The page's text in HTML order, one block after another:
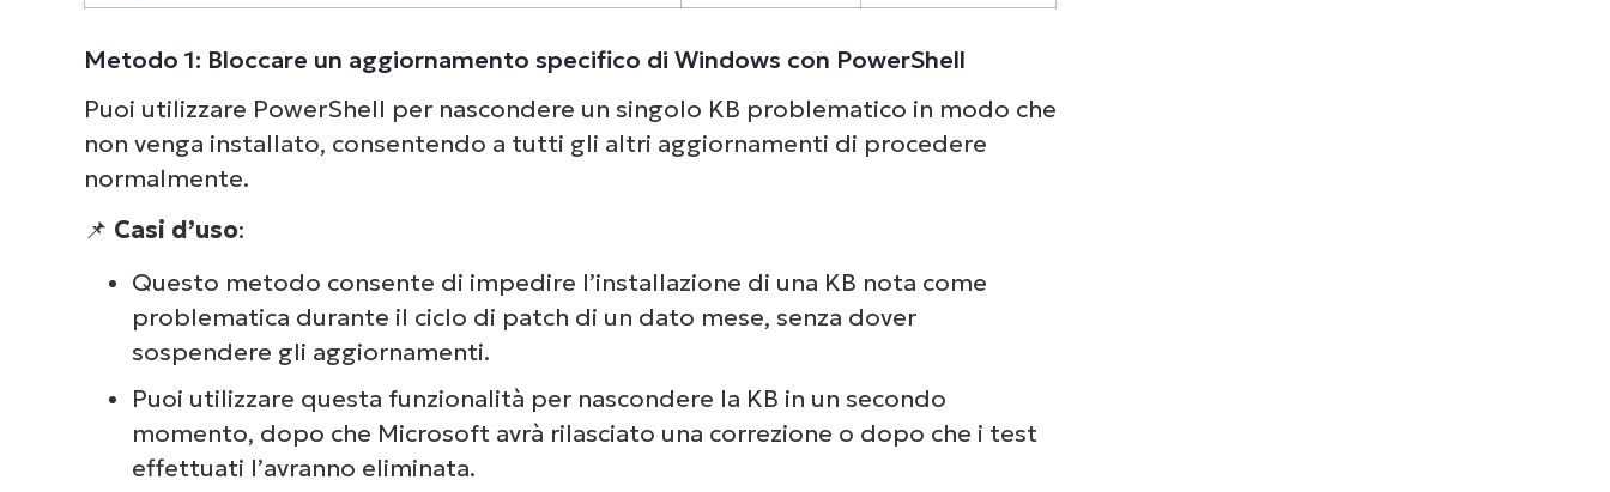
Metodo 1: Bloccare un aggiornamento specifico di Windows con PowerShell
Puoi utilizzare PowerShell per nascondere un singolo KB problematico in modo che
non venga installato, consentendo a tutti gli altri aggiornamenti di procedere
normalmente.
📌 Casi d’uso:
Questo metodo consente di impedire l’installazione di una KB nota come
problematica durante il ciclo di patch di un dato mese, senza dover
sospendere gli aggiornamenti.
Puoi utilizzare questa funzionalità per nascondere la KB in un secondo
momento, dopo che Microsoft avrà rilasciato una correzione o dopo che i test
effettuati l’avranno eliminata.